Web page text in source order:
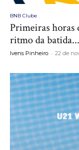
BNB Clube
Primeiras horas
ritmo da batida...
Ivens Pinheiro - 22 de